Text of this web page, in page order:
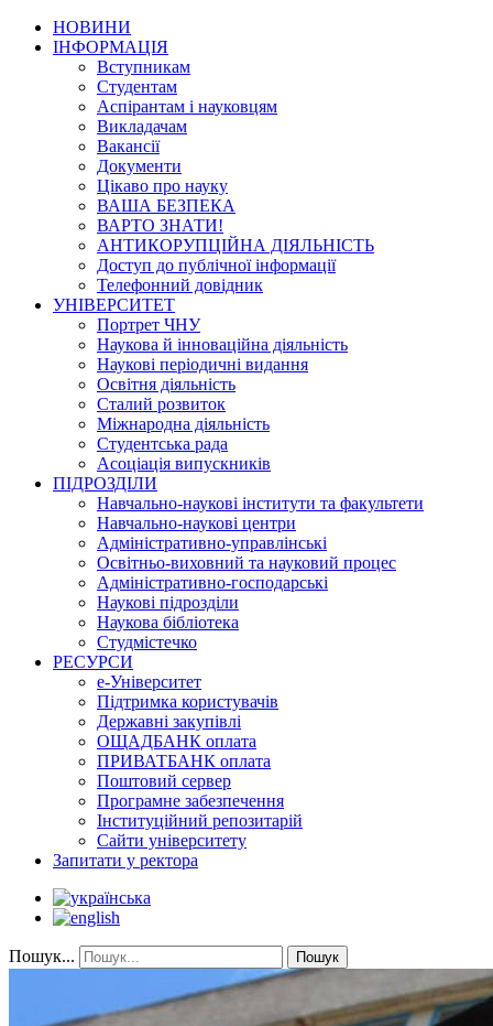
НОВИНИ
ІНФОРМАЦІЯ
Вступникам
Студентам
Аспірантам і науковцям
Викладачам
Вакансії
Документи
Цікаво про науку
ВАША БЕЗПЕКА
ВАРТО ЗНАТИ!
АНТИКОРУПЦІЙНА ДІЯЛЬНІСТЬ
Доступ до публічної інформації
Телефонний довідник
УНІВЕРСИТЕТ
Портрет ЧНУ
Наукова й інноваційна діяльність
Наукові періодичні видання
Освітня діяльність
Сталий розвиток
Міжнародна діяльність
Студентська рада
Асоціація випускників
ПІДРОЗДІЛИ
Навчально-наукові інститути та факультети
Навчально-наукові центри
Адміністративно-управлінські
Освітньо-виховний та науковий процес
Адміністративно-господарські
Наукові підрозділи
Наукова бібліотека
Студмістечко
РЕСУРСИ
е-Університет
Підтримка користувачів
Державні закупівлі
ОЩАДБАНК оплата
ПРИВАТБАНК оплата
Поштовий сервер
Програмне забезпечення
Інституційний репозитарій
Сайти університету
Запитати у ректора
Пошук... Пошук